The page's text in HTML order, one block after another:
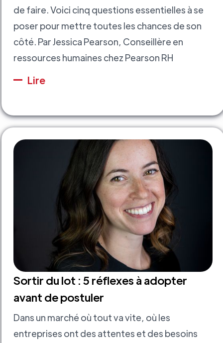
de faire. Voici cinq questions essentielles à se
poser pour mettre toutes les chances de son
côté. Par Jessica Pearson, Conseillère en
ressources humaines chez Pearson RH
Lire
Sortir du lot : 5 réflexes à adopter
avant de postuler
Dans un marché où tout va vite, où les
entreprises ont des attentes et des besoins